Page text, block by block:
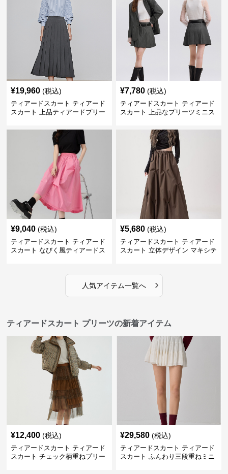
¥19,960 (税込)
ティアードスカート ティアード
スカート 上品ティアードプリー
¥7,780 (税込)
ティアードスカート ティアード
スカート 上品なプリーツミニス
¥9,040 (税込)
ティアードスカート ティアード
スカート なびく風ティアードス
¥5,680 (税込)
ティアードスカート ティアード
スカート 立体デザイン マキシテ
人気アイテム一覧へ ›
ティアードスカート プリーツの新着アイテム
¥12,400 (税込)
ティアードスカート ティアード
スカート チェック柄重ねプリー
¥29,580 (税込)
ティアードスカート ティアード
スカート ふんわり三段重ねミニ